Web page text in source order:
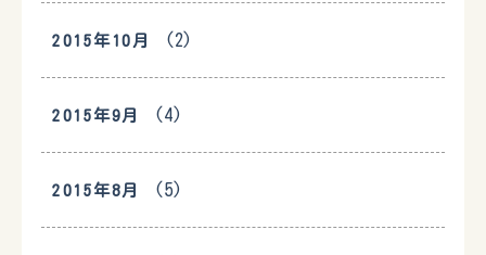
2015年10月 (2)
2015年9月 (4)
2015年8月 (5)